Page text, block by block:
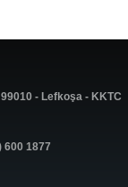
- Lefkoşa - KKTC
600 1877